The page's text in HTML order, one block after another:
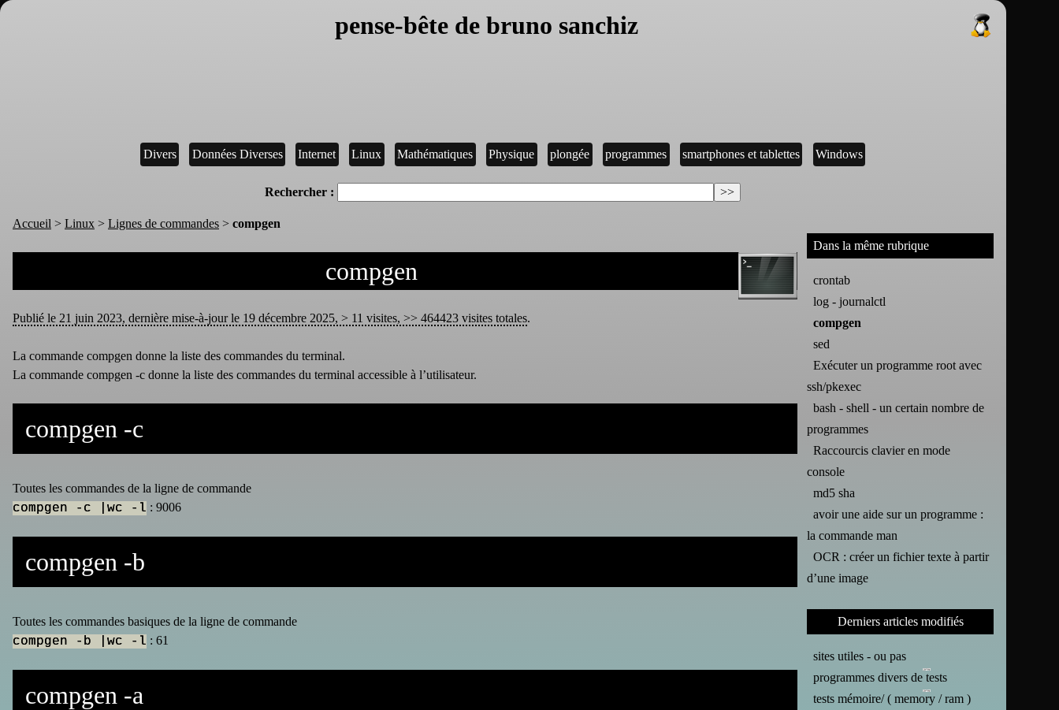
pense-bête de bruno sanchiz
Divers Données Diverses Internet Linux Mathématiques Physique plongée programmes smartphones et tablettes Windows
Rechercher :
Accueil > Linux > Lignes de commandes > compgen
compgen
Publié le 21 juin 2023, dernière mise-à-jour le 19 décembre 2025, > 11 visites, >> 464423 visites totales.
La commande compgen donne la liste des commandes du terminal.
La commande compgen -c donne la liste des commandes du terminal accessible à l’utilisateur.
compgen -c
Toutes les commandes de la ligne de commande
compgen -c |wc -l : 9006
compgen -b
Toutes les commandes basiques de la ligne de commande
compgen -b |wc -l : 61
compgen -a
Dans la même rubrique
crontab
log - journalctl
compgen
sed
Exécuter un programme root avec
ssh/pkexec
bash - shell - un certain nombre de
programmes
Raccourcis clavier en mode
console
md5 sha
avoir une aide sur un programme :
la commande man
OCR : créer un fichier texte à partir
d’une image
Derniers articles modifiés
sites utiles - ou pas
programmes divers de tests
tests mémoire/ ( memory / ram )